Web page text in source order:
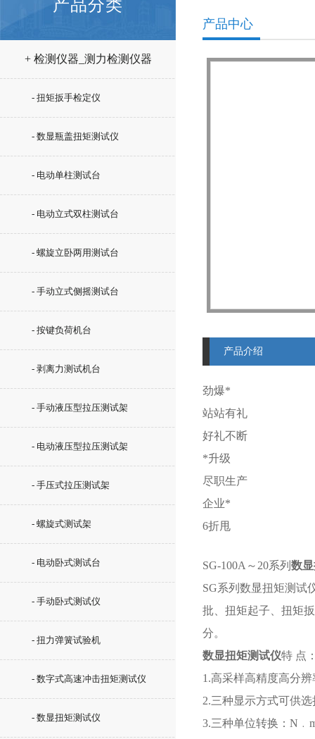
产品分类
+ 检测仪器_测力检测仪器
- 扭矩扳手检定仪
- 数显瓶盖扭矩测试仪
- 电动单柱测试台
- 电动立式双柱测试台
- 螺旋立卧两用测试台
- 手动立式侧摇测试台
- 按键负荷机台
- 剥离力测试机台
- 手动液压型拉压测试架
- 电动液压型拉压测试架
- 手压式拉压测试架
- 螺旋式测试架
- 电动卧式测试台
- 手动卧式测试仪
- 扭力弹簧试验机
- 数字式高速冲击扭矩测试仪
- 数显扭矩测试仪
产品中心
产品介绍
劲爆*
站站有礼
好礼不断
*升级
尽职生产
企业*
6折甩
SG-100A～20系列 数
SG系列数显扭矩测试
批、扭矩起子、扭矩
分。
数显扭矩测试仪特 点
1.高采样高精度高分
2.三种显示方式可供
3.三种单位转换：